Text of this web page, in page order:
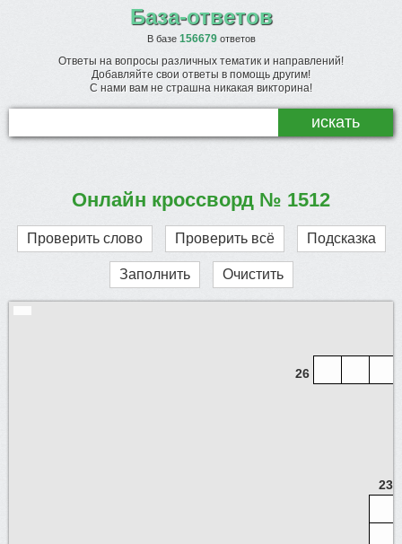
База-ответов
В базе 156679ответов
Ответы на вопросы различных тематик и направлений!
Добавляйте свои ответы в помощь другим!
С нами вам не страшна никакая викторина!
Онлайн кроссворд № 1512
Проверить слово Проверить всё Подсказка
Заполнить Очистить
26
23